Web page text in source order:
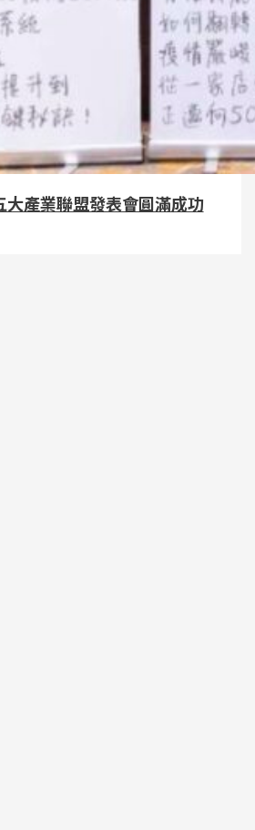
大產業聯盟發表會圓滿成功